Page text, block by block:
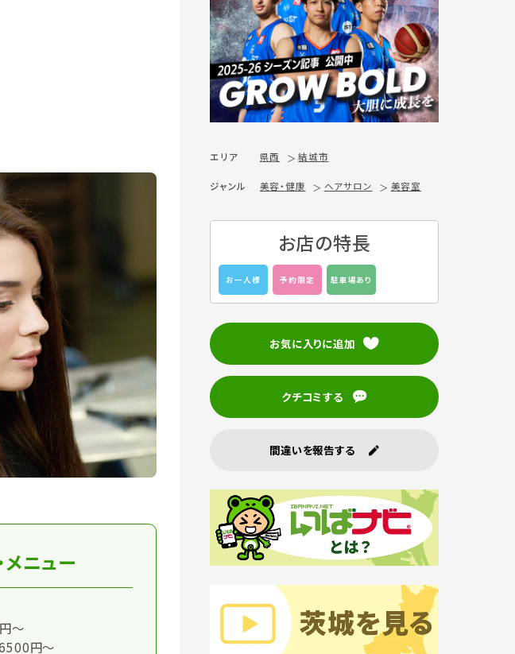
メニュー
～
6500円～
エリア 県西 結城市
ジャンル 美容・健康 ヘアサロン 美容室
お店の特長
お一人様 予約限定 駐車場あり
お気に入りに追加
クチコミする
間違いを報告する